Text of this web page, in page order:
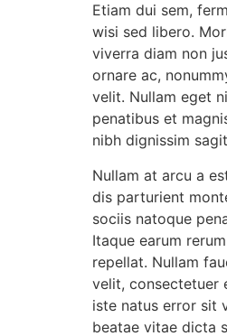
Etiam dui sem,
wisi sed libero.
viverra diam non
ornare ac,
velit. Nullam eget
penatibus et
nibh dignissim
Nullam at arcu a
dis parturient
sociis natoque
Itaque earum
repellat. Nullam
velit, consectetuer
iste natus error sit
beatae vitae dicta